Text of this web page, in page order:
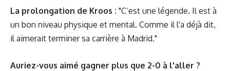
La prolongation de Kroos : "C’est une légende. Il est à
un bon niveau physique et mental. Comme il l'a déjà dit,
il aimerait terminer sa carrière à Madrid."
Auriez-vous aimé gagner plus que 2-0 à l'aller ?